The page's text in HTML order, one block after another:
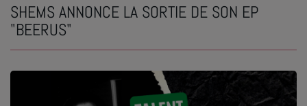
Actu
Interviews
SHEMS ANNONCE LA SORTIE DE SON EP
"BEERUS"